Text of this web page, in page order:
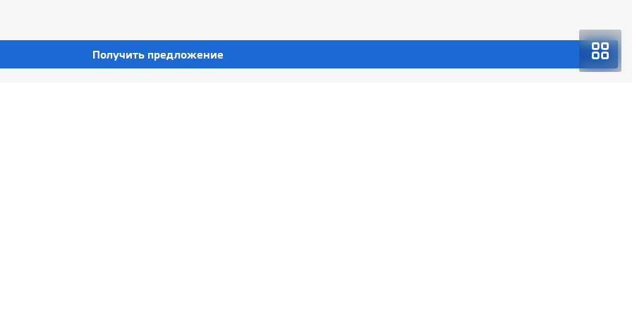
Получить предложение